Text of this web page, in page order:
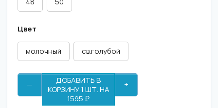
Цвет
молочный св.голубой
—
ДОБАВИТЬ В
КОРЗИНУ 1 ШТ. НА
1595 ₽
+